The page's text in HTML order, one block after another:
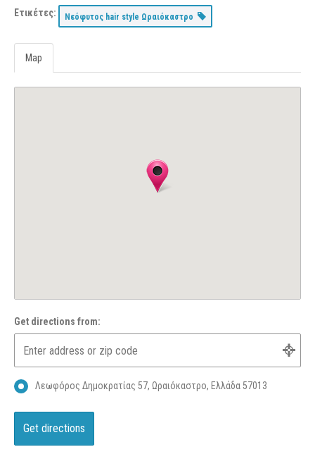
Ετικέτες: Νεόφυτος hair style Ωραιόκαστρο
Map
Get directions from:
Λεωφόρος Δημοκρατίας 57, Ωραιόκαστρο, Ελλάδα 57013